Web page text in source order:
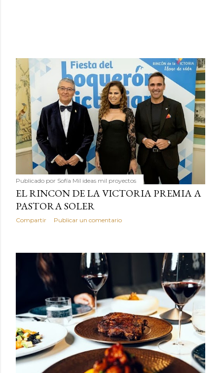
Publicado por Sofía Mil ideas mil proyectos
EL RINCON DE LA VICTORIA PREMIA A
PASTORA SOLER
Compartir Publicar un comentario